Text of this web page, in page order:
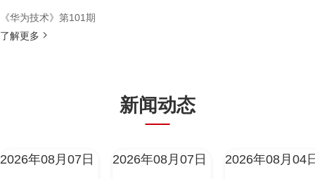
《华为技术》第101期
了解更多
新闻动态
2026年08月07日 2026年08月07日 2026年08月04